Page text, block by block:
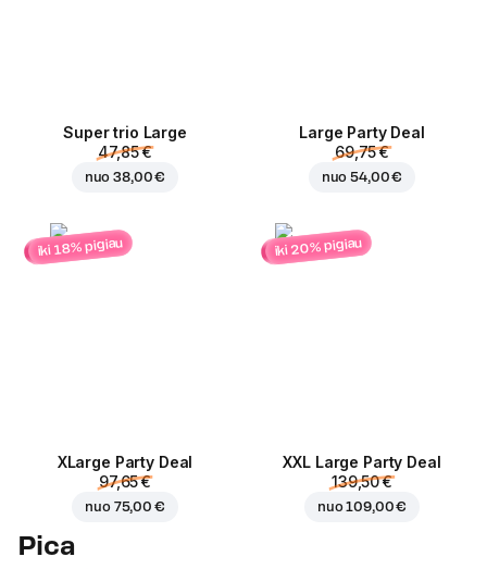
Super trio Large
47,85 €
nuo38,00 €
Large Party Deal
69,75 €
nuo54,00 €
iki 18% pigiau
ХLarge Party Deal
97,65 €
nuo 75,00 €
iki 20% pigiau
XXL Large Party Deal
139,50 €
nuo109,00 €
Pica